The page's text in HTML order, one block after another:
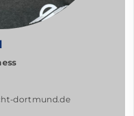
dortmund.de